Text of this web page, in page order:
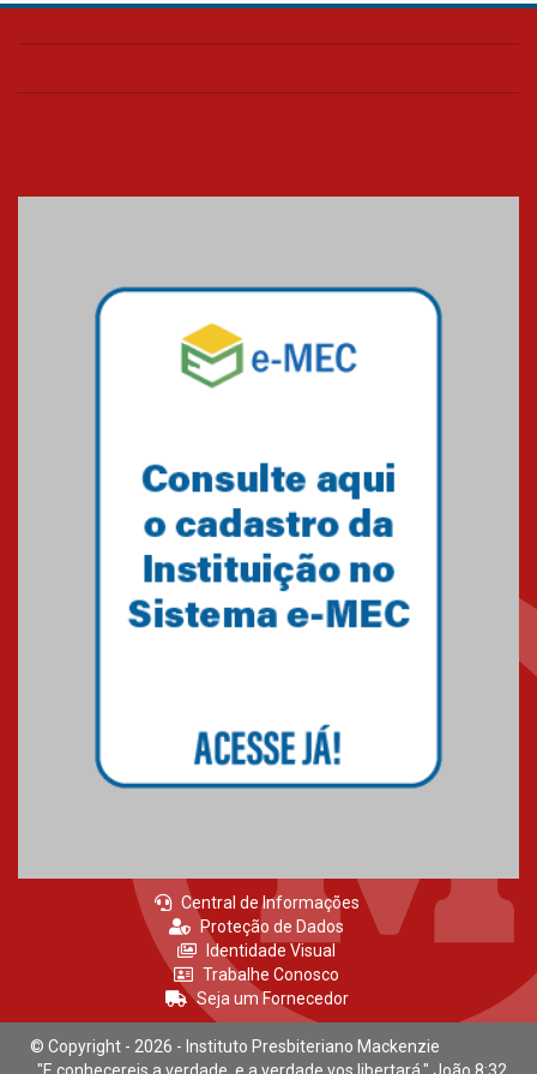
Central de Informações
Proteção de Dados
Identidade Visual
Trabalhe Conosco
Seja um Fornecedor
© Copyright - 2026 - Instituto Presbiteriano Mackenzie